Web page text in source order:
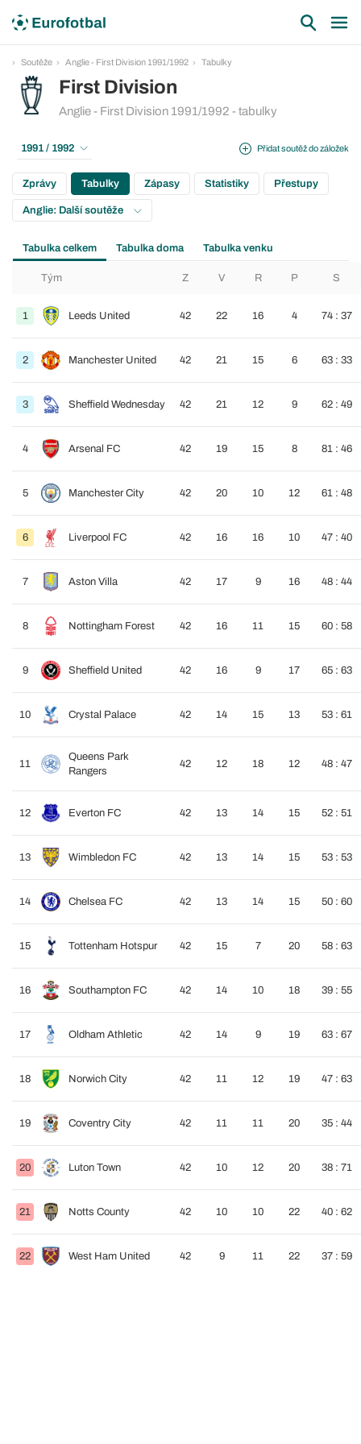
Soutěže Anglie - First Division 1991/1992 Tabulky
First Division
Anglie - First Division 1991/1992 - tabulky
Přidat soutěž do záložek
1991 / 1992
Zprávy Tabulky Zápasy Statistiky Přestupy
Anglie: Další soutěže
Tabulka celkem Tabulka doma Tabulka venku
Tým Z V R P S
1 Leeds United 42 22 16 4 74 : 37
2 Manchester United 42 21 15 6 63 : 33
3 Sheffield Wednesday 42 21 12 9 62 : 49
4 Arsenal FC 42 19 15 8 81 : 46
5 Manchester City 42 20 10 12 61 : 48
6 Liverpool FC 42 16 16 10 47 : 40
7 Aston Villa 42 17 9 16 48 : 44
8 Nottingham Forest 42 16 11 15 60 : 58
9 Sheffield United 42 16 9 17 65 : 63
10 Crystal Palace 42 14 15 13 53 : 61
11
Queens Park
Rangers
42 12 18 12 48 : 47
12 Everton FC 42 13 14 15 52 : 51
13 Wimbledon FC 42 13 14 15 53 : 53
14 Chelsea FC 42 13 14 15 50 : 60
15 Tottenham Hotspur 42 15 7 20 58 : 63
16 Southampton FC 42 14 10 18 39 : 55
17 Oldham Athletic 42 14 9 19 63 : 67
18 Norwich City 42 11 12 19 47 : 63
19 Coventry City 42 11 11 20 35 : 44
20 Luton Town 42 10 12 20 38 : 71
21 Notts County 42 10 10 22 40 : 62
22 West Ham United 42 9 11 22 37 : 59